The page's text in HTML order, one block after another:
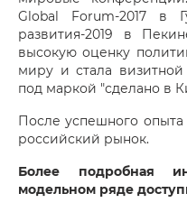
Global Forum-2017 в
развития-2019 в
высокую оценку
миру и стала
под маркой "сделано в
После успешного опыта
российский рынок.
Более подробная
модельном ряде